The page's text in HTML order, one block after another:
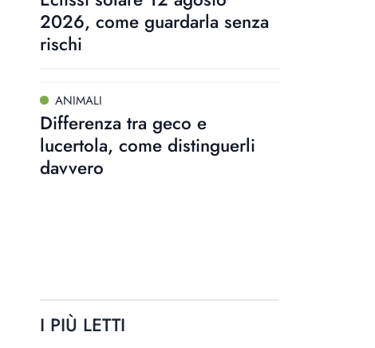
2026, come guardarla senza
rischi
ANIMALI
Differenza tra geco e
lucertola, come distinguerli
davvero
I PIÙ LETTI